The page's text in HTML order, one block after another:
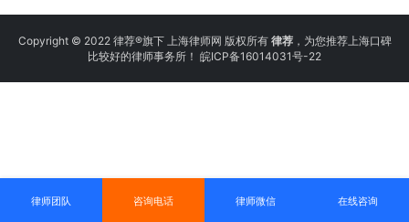
Copyright © 2022 律荐®旗下 上海律师网 版权所有 律荐，为您推荐上海口碑
比较好的律师事务所！ 皖ICP备16014031号-22
律师团队 咨询电话 律师微信 在线咨询